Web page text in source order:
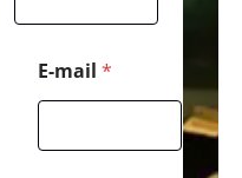
e
o
E-mail *